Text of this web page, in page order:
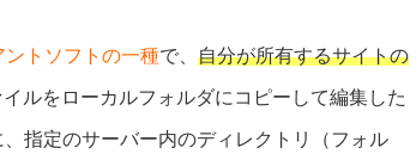
ントソフトの一種で、 自分が所有するサイトの
ルをローカルフォルダにコピーして編集した
指定のサーバー内のディレクトリ（フォル